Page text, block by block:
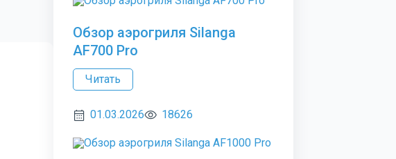
Обзор аэрогриля Silanga
AF700 Pro
Читать
01.03.2026 18626